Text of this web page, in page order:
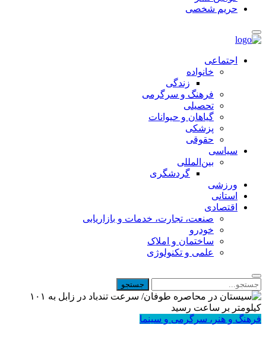
حریم شخصی
اجتماعی
خانواده
زندگی
فرهنگ و سرگرمی
تحصیلی
گیاهان و حیوانات
پزشکی
حقوقی
سیاسی
بین‌المللی
گردشگری
ورزشی
استانی
اقتصادی
صنعت، تجارت، خدمات و بازاریابی
خودرو
ساختمان و املاک
علمی و تکنولوژی
فرهنگ و هنر، سرگرمی و سینما